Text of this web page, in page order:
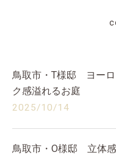
鳥取市・T様邸 ヨーロ
ク感溢れるお庭
2025/10/14
鳥取市・O様邸 立体